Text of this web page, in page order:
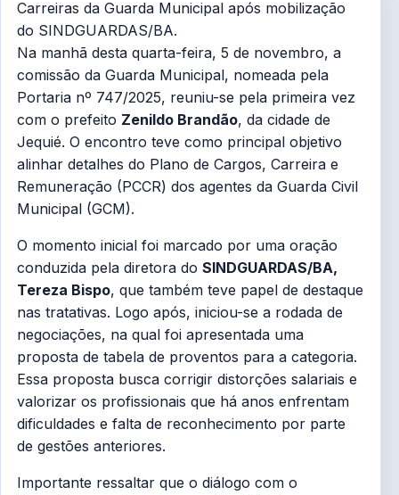
Carreiras da Guarda Municipal após mobilização
do SINDGUARDAS/BA.
Na manhã desta quarta-feira, 5 de novembro, a
comissão da Guarda Municipal, nomeada pela
Portaria nº 747/2025, reuniu-se pela primeira vez
com o prefeito Zenildo Brandão, da cidade de
Jequié. O encontro teve como principal objetivo
alinhar detalhes do Plano de Cargos, Carreira e
Remuneração (PCCR) dos agentes da Guarda Civil
Municipal (GCM).
O momento inicial foi marcado por uma oração
conduzida pela diretora doSINDGUARDAS/BA,
Tereza Bispo, que também teve papel de destaque
nas tratativas. Logo após, iniciou-se a rodada de
negociações, na qual foi apresentada uma
proposta de tabela de proventos para a categoria.
Essa proposta busca corrigir distorções salariais e
valorizar os profissionais que há anos enfrentam
dificuldades e falta de reconhecimento por parte
de gestões anteriores.
Importante ressaltar que o diálogo com o